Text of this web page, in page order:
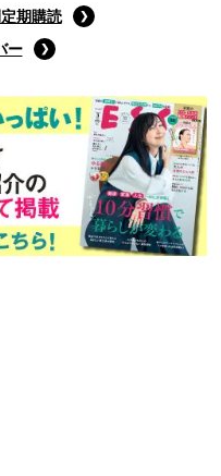
する
期購読
ー